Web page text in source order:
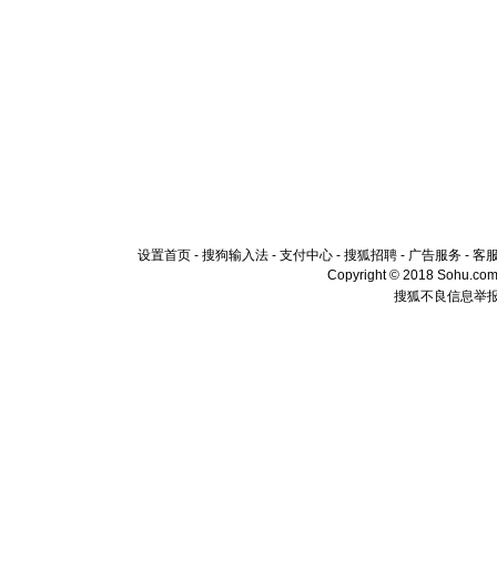
设置首页 - 搜狗输入法 - 支付中心 - 搜狐招聘 - 广告服务 - 客
Copyright © 2018
搜狐不良信息举